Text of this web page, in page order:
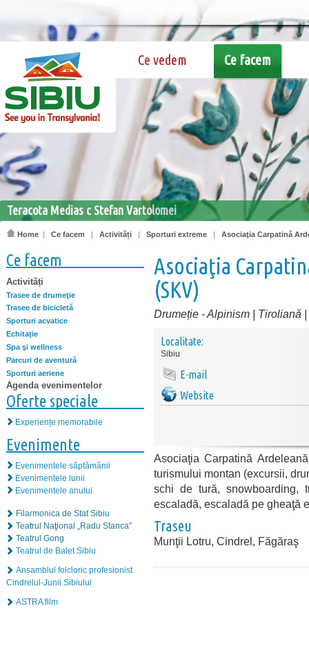
Ce vedem Ce facem
Teracota Medias c Stefan Vartolomei
Home | Ce facem | Activități | Sporturi extreme | Asociaţia Carpatină
Ce facem
Activități
Trasee de drumeţie
Trasee de bicicletă
Sporturi acvatice
Echitaţie
Spa şi wellness
Parcuri de aventură
Sporturi aeriene
Agenda evenimentelor
Oferte speciale
Experiențe memorabile
Evenimente
Evenimentele săptămânii
Evenimentele lunii
Evenimentele anului
Filarmonica de Stat Sibiu
Teatrul Naţional „Radu Stanca”
Teatrul Gong
Teatrul de Balet Sibiu
Ansamblul folcloric profesionist
Cindrelul-Junii Sibiului
ASTRA film
Asociaţia
(SKV)
Drumeție -Alpinism | Tiroliană
Localitate:
Sibiu
E-mail
Website
Asociaţia Carpatină
turismului montan (excursii,
schi de tură, snowboarding,
escaladă, escaladă pe gheaţă
Traseu
Munţii Lotru, Cindrel, Făgăraş